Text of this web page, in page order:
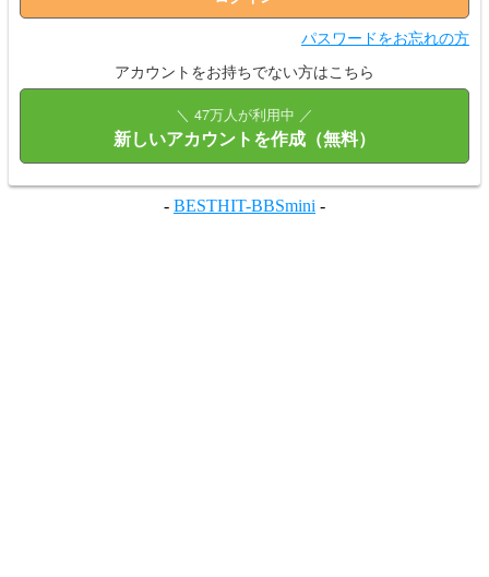
パスワードをお忘れの方
アカウントをお持ちでない方はこちら
＼ 47万人が利用中 ／
新しいアカウントを作成（無料）
- BESTHIT-BBSmini -